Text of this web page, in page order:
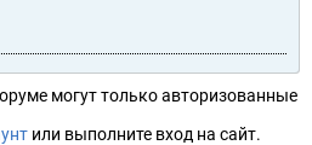
могут только авторизованные
или выполните вход на сайт.